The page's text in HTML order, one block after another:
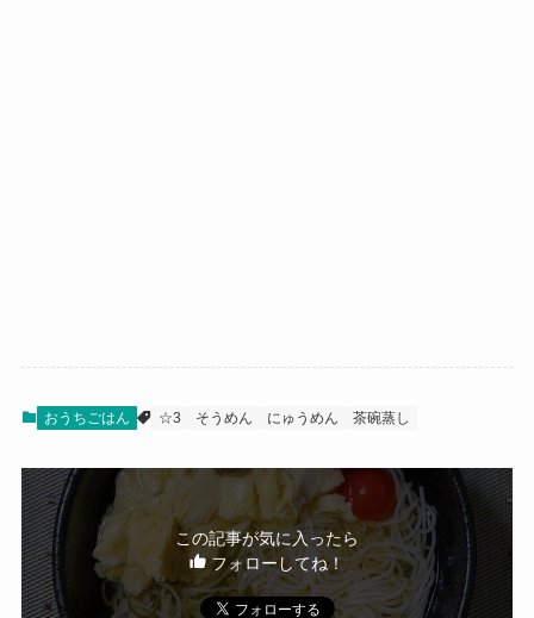
おうちごはん ☆3 そうめん にゅうめん 茶碗蒸し
この記事が気に入ったら
フォローしてね！